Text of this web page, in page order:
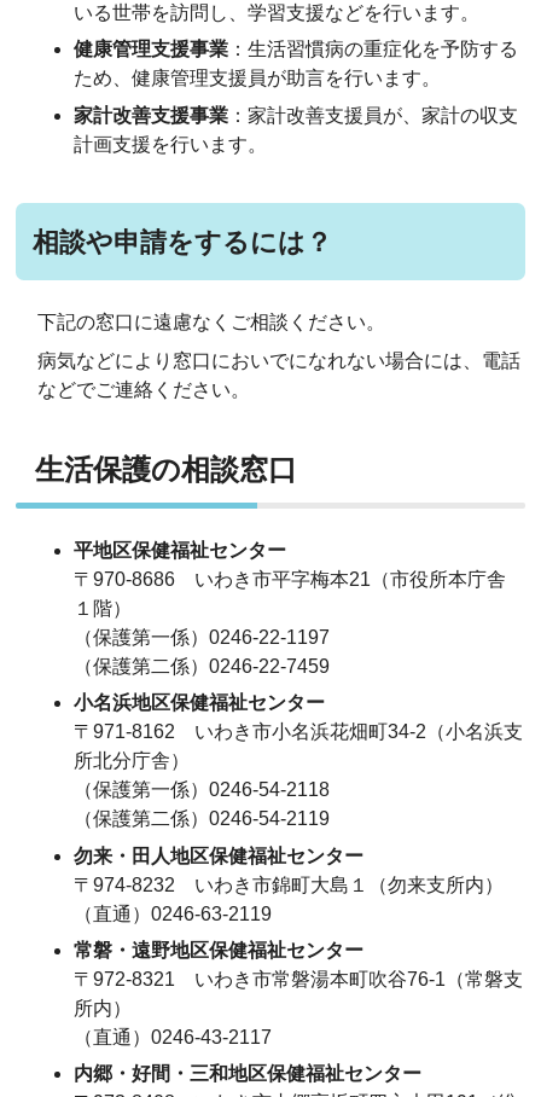
いる世帯を訪問し、学習支援などを行います。
健康管理支援事業 ：生活習慣病の重症化を予防する
ため、健康管理支援員が助言を行います。
家計改善支援事業 ：家計改善支援員が、家計の収支
計画支援を行います。
相談や申請をするには？
下記の窓口に遠慮なくご相談ください。
病気などにより窓口においでになれない場合には、電話
などでご連絡ください。
生活保護の相談窓口
平地区保健福祉センター
〒970-8686 いわき市平字梅本21（市役所本庁舎
１階）
（保護第一係）0246-22-1197
（保護第二係）0246-22-7459
小名浜地区保健福祉センター
〒971-8162 いわき市小名浜花畑町34-2（小名浜支
所北分庁舎）
（保護第一係）0246-54-2118
（保護第二係）0246-54-2119
勿来・田人地区保健福祉センター
〒974-8232 いわき市錦町大島１（勿来支所内）
（直通）0246-63-2119
常磐・遠野地区保健福祉センター
〒972-8321 いわき市常磐湯本町吹谷76-1（常磐支
所内）
（直通）0246-43-2117
内郷・好間・三和地区保健福祉センター